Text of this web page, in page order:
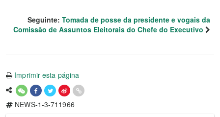
Seguinte: Tomada de posse da presidente e vogais da
Comissão de Assuntos Eleitorais do Chefe do Executivo
Imprimir esta página
NEWS-1-3-711966